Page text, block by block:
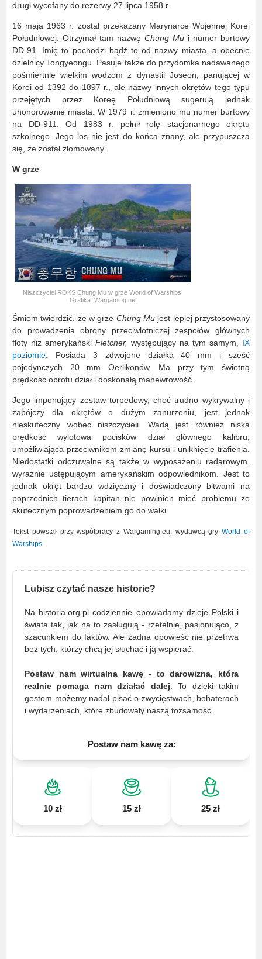
drugi wycofany do rezerwy 27 lipca 1958 r.
16 maja 1963 r. został przekazany Marynarce Wojennej Korei
Południowej. Otrzymał tam nazwę Chung Mu i numer burtowy
DD-91. Imię to pochodzi bądź to od nazwy miasta, a obecnie
dzielnicy Tongyeongu. Pasuje także do przydomka nadawanego
pośmiertnie wielkim wodzom z dynastii Joseon, panującej w
Korei od 1392 do 1897 r., ale nazwy innych okrętów tego typu
przejętych przez Koreę Południową sugerują jednak
uhonorowanie miasta. W 1979 r. zmieniono mu numer burtowy
na DD-911. Od 1983 r. pełnił rolę stacjonarnego okrętu
szkolnego. Jego los nie jest do końca znany, ale przypuszcza
się, że został złomowany.
W grze
Niszczyciel ROKS Chung Mu w grze World of Warships.
Grafika: Wargaming.net
Śmiem twierdzić, że w grze Chung Mu jest lepiej przystosowany
do prowadzenia obrony przeciwlotniczej zespołów głównych
floty niż amerykański Fletcher, występujący na tym samym, IX
poziomie . Posiada 3 zdwojone działka 40 mm i sześć
pojedynczych 20 mm Oerlikonów. Ma przy tym świetną
prędkość obrotu dział i doskonałą manewrowość.
Jego imponujący zestaw torpedowy, choć trudno wykrywalny i
zabójczy dla okrętów o dużym zanurzeniu, jest jednak
nieskuteczny wobec niszczycieli. Wadą jest również niska
prędkość wylotowa pocisków dział głównego kalibru,
umożliwiająca przeciwnikom zmianę kursu i uniknięcie trafienia.
Niedostatki odczuwalne są także w wyposażeniu radarowym,
wyraźnie ustępującym amerykańskim odpowiednikom. Jest to
jednak okręt bardzo wdzięczny i doświadczony bitwami na
poprzednich tierach kapitan nie powinien mieć problemu ze
skutecznym poprowadzeniem go do walki.
Tekst powstał przy współpracy z Wargaming.eu, wydawcą gryWorld of
Warships
Lubisz czytać nasze historie?
Na historia.org.pl codziennie opowiadamy dzieje Polski i
świata tak, jak na to zasługują - rzetelnie, pasjonująco, z
szacunkiem do faktów. Ale żadna opowieść nie przetrwa
bez tych, którzy chcą jej słuchać i ją wspierać.
Postaw nam wirtualną kawę - to darowizna, która
realnie pomaga nam działać dalej . To dzięki takim
gestom możemy nadal pisać o zwycięstwach, bohaterach
i wydarzeniach, które zbudowały naszą tożsamość.
Postaw nam kawę za:
10 zł 15 zł 25 zł